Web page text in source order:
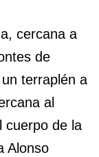
cercana a
de
terraplén a
al
cuerpo de la
Alonso